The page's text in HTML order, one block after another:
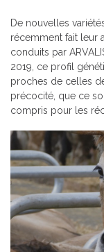
De nouvelles
récemment fait leur
conduits par
2019, ce profil
proches de celles
précocité, que ce
compris pour les